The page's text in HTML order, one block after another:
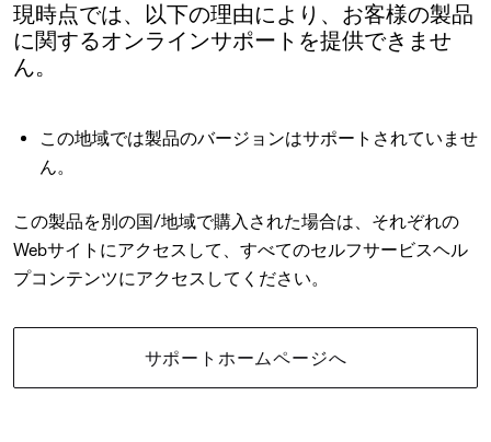
現時点では、以下の理由により、お客様の製品
に関するオンラインサポートを提供できませ
ん。
この地域では製品のバージョンはサポートされていませ
ん。
この製品を別の国/地域で購入された場合は、それぞれの
Webサイトにアクセスして、すべてのセルフサービスヘル
プコンテンツにアクセスしてください。
サポートホームページへ